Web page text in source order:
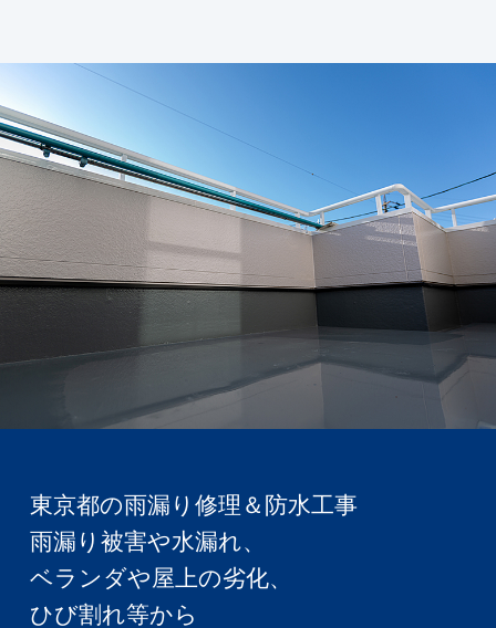
東京都の雨漏り修理＆防水工事
雨漏り被害や水漏れ、
ベランダや屋上の劣化、
ひび割れ等から